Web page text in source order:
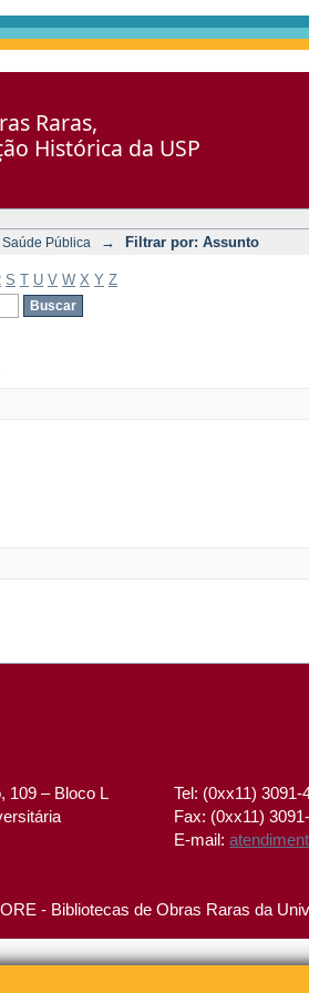
Raras,
Histórica da USP
Pública → Filtrar por: Assunto
S T U V W X Y Z
109 – Bloco L
Tel: (0xx11)
Fax: (0xx11)
E-mail:
- Bibliotecas de Obras Raras da